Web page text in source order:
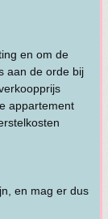
en om de
aan de orde bij
appartement
en mag er dus